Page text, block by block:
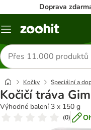
Doprava
Menu
Hledat
produkty
Kočky Speciální a
Kočičí tráva
Výhodné balení 3 x 150 g
(0)